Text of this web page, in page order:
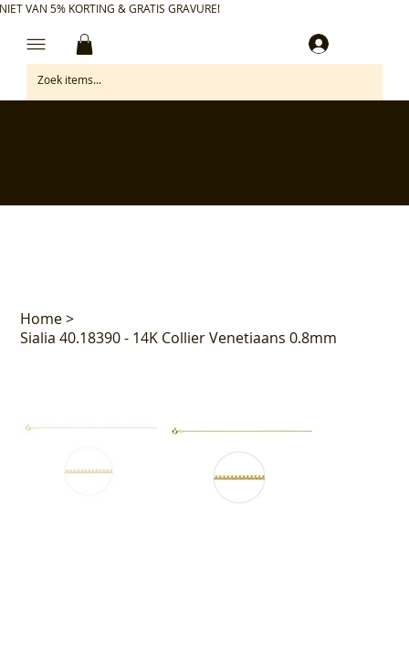
VAN 5% KORTING & GRATIS GRAVURE!
Home>
Sialia 40.18390 - 14K Collier Venetiaans 0.8mm